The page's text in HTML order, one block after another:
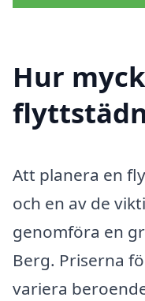
Hur
Att planera en
och en av de
genomföra en
Berg. Priserna
variera